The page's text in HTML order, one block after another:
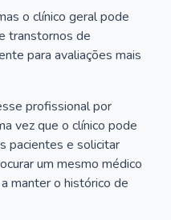
o clínico geral pode
transtornos de
para avaliações mais
profissional por
vez que o clínico pode
pacientes e solicitar
um mesmo médico
manter o histórico de